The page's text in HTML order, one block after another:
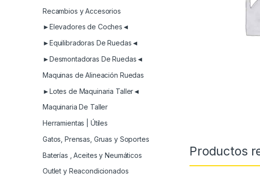
Productos
Recambios y Accesorios
►Elevadores de Coches◄
►Equilibradoras De Ruedas◄
►Desmontadoras De Ruedas◄
Maquinas de Alineación Ruedas
►Lotes de Maquinaria Taller◄
Maquinaria De Taller
Herramientas | Útiles
Gatos, Prensas, Gruas y Soportes
Baterías , Aceites y Neumáticos
Outlet y Reacondicionados